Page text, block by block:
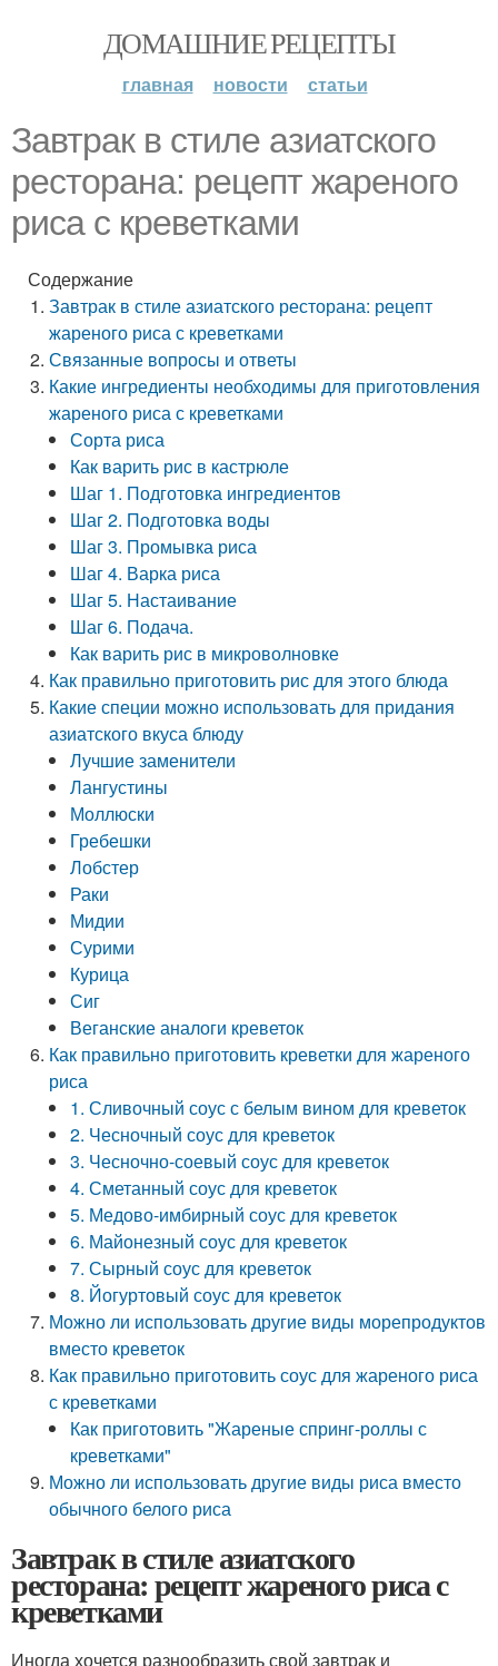
ДОМАШНИЕ РЕЦЕПТЫ
главная новости статьи
Завтрак в стиле азиатского
ресторана: рецепт жареного
риса с креветками
Содержание
Завтрак в стиле азиатского ресторана: рецепт
жареного риса с креветками
Связанные вопросы и ответы
Какие ингредиенты необходимы для приготовления
жареного риса с креветками
Сорта риса
Как варить рис в кастрюле
Шаг 1. Подготовка ингредиентов
Шаг 2. Подготовка воды
Шаг 3. Промывка риса
Шаг 4. Варка риса
Шаг 5. Настаивание
Шаг 6. Подача.
Как варить рис в микроволновке
Как правильно приготовить рис для этого блюда
Какие специи можно использовать для придания
азиатского вкуса блюду
Лучшие заменители
Лангустины
Моллюски
Гребешки
Лобстер
Раки
Мидии
Сурими
Курица
Сиг
Веганские аналоги креветок
Как правильно приготовить креветки для жареного
риса
1. Сливочный соус с белым вином для креветок
2. Чесночный соус для креветок
3. Чесночно-соевый соус для креветок
4. Сметанный соус для креветок
5. Медово-имбирный соус для креветок
6. Майонезный соус для креветок
7. Сырный соус для креветок
8. Йогуртовый соус для креветок
Можно ли использовать другие виды морепродуктов
вместо креветок
Как правильно приготовить соус для жареного риса
с креветками
Как приготовить "Жареные спринг-роллы с
креветками"
Можно ли использовать другие виды риса вместо
обычного белого риса
Завтрак в стиле азиатского
ресторана: рецепт жареного риса с
креветками
Иногда хочется разнообразить свой завтрак и